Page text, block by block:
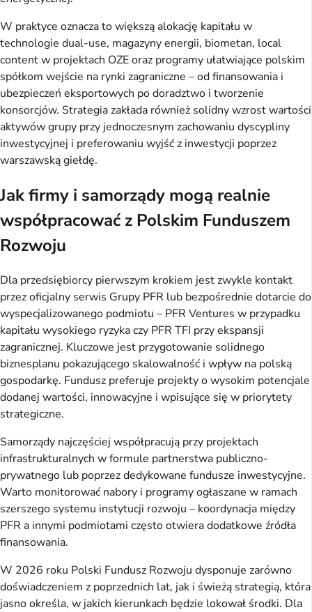
W praktyce oznacza to większą alokację kapitału w
technologie dual-use, magazyny energii, biometan, local
content w projektach OZE oraz programy ułatwiające polskim
spółkom wejście na rynki zagraniczne – od finansowania i
ubezpieczeń eksportowych po doradztwo i tworzenie
konsorcjów. Strategia zakłada również solidny wzrost wartości
aktywów grupy przy jednoczesnym zachowaniu dyscypliny
inwestycyjnej i preferowaniu wyjść z inwestycji poprzez
warszawską giełdę.
Jak firmy i samorządy mogą realnie
współpracować z Polskim Funduszem
Rozwoju
Dla przedsiębiorcy pierwszym krokiem jest zwykle kontakt
przez oficjalny serwis Grupy PFR lub bezpośrednie dotarcie do
wyspecjalizowanego podmiotu – PFR Ventures w przypadku
kapitału wysokiego ryzyka czy PFR TFI przy ekspansji
zagranicznej. Kluczowe jest przygotowanie solidnego
biznesplanu pokazującego skalowalność i wpływ na polską
gospodarkę. Fundusz preferuje projekty o wysokim potencjale
dodanej wartości, innowacyjne i wpisujące się w priorytety
strategiczne.
Samorządy najczęściej współpracują przy projektach
infrastrukturalnych w formule partnerstwa publiczno-
prywatnego lub poprzez dedykowane fundusze inwestycyjne.
Warto monitorować nabory i programy ogłaszane w ramach
szerszego systemu instytucji rozwoju – koordynacja między
PFR a innymi podmiotami często otwiera dodatkowe źródła
finansowania.
W 2026 roku Polski Fundusz Rozwoju dysponuje zarówno
doświadczeniem z poprzednich lat, jak i świeżą strategią, która
jasno określa, w jakich kierunkach będzie lokował środki. Dla